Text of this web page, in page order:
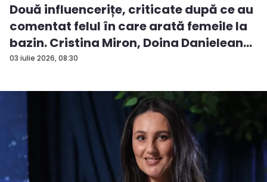
03 iulie 2026, 08:30
Două influencerițe, criticate după ce au
comentat felul în care arată femeile la
bazin. Cristina Miron, Doina Danielean
ș...